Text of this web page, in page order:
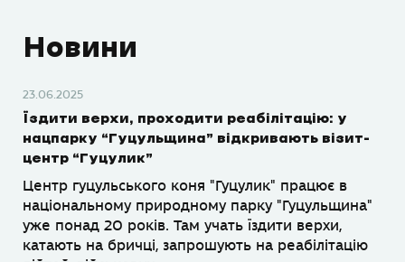
Новини
23.06.2025
Їздити верхи, проходити реабілітацію: у
нацпарку “Гуцульщина” відкривають візит-
центр “Гуцулик”
Центр гуцульського коня "Гуцулик" працює в
національному природному парку "Гуцульщина"
уже понад 20 років. Там учать їздити верхи,
катають на бричці, запрошують на реабілітацію